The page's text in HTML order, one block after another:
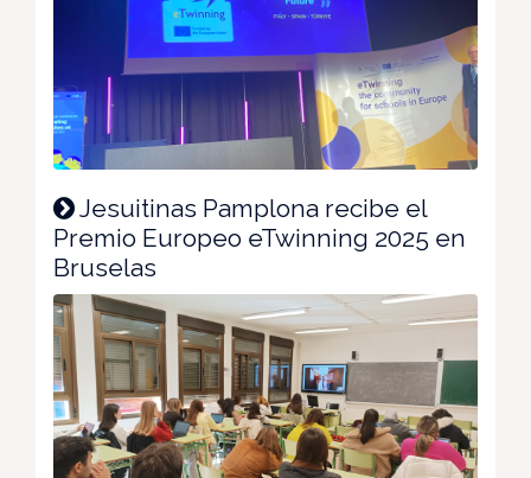
Jesuitinas Pamplona recibe el
Premio Europeo eTwinning 2025 en
Bruselas